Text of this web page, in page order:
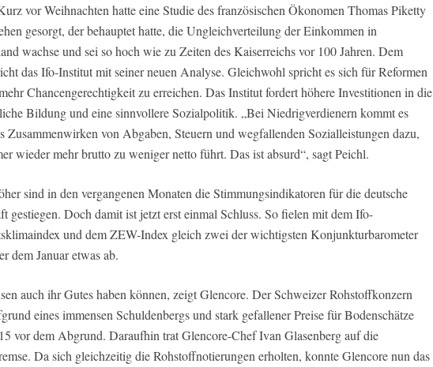
vor Weihnachten hatte eine Studie des französischen Ökonomen Thomas Piketty
gesorgt, der behauptet hatte, die Ungleichverteilung der Einkommen in
wachse und sei so hoch wie zu Zeiten des Kaiserreichs vor 100 Jahren. Dem
das Ifo-Institut mit seiner neuen Analyse. Gleichwohl spricht es sich für Reformen
Chancengerechtigkeit zu erreichen. Das Institut fordert höhere Investitionen in die
Bildung und eine sinnvollere Sozialpolitik. „Bei Niedrigverdienern kommt es
Zusammenwirken von Abgaben, Steuern und wegfallenden Sozialleistungen dazu,
wieder mehr brutto zu weniger netto führt. Das ist absurd“, sagt Peichl.
sind in den vergangenen Monaten die Stimmungsindikatoren für die deutsche
gestiegen. Doch damit ist jetzt erst einmal Schluss. So fielen mit dem Ifo-
und dem ZEW-Index gleich zwei der wichtigsten Konjunkturbarometer
dem Januar etwas ab.
auch ihr Gutes haben können, zeigt Glencore. Der Schweizer Rohstoffkonzern
eines immensen Schuldenbergs und stark gefallener Preise für Bodenschätze
vor dem Abgrund. Daraufhin trat Glencore-Chef Ivan Glasenberg auf die
Da sich gleichzeitig die Rohstoffnotierungen erholten, konnte Glencore nun das